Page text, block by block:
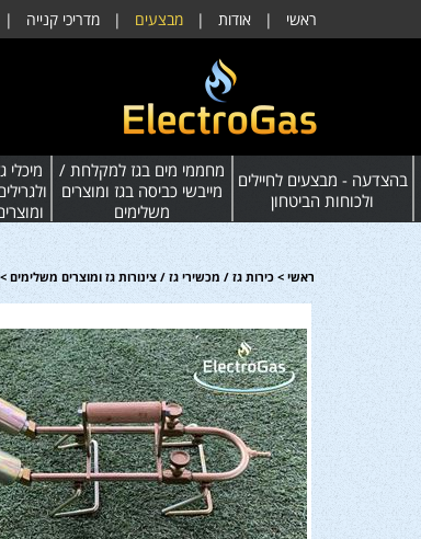
ראשי | אודות | מבצעים | מדריכי קנייה |
בהצדעה - מבצעים לחיילים
ולכוחות הביטחון
מחממי מים בגז למקלחת /
מייבשי כביסה בגז ומוצרים
משלימים
מיכלי
ראשי > כירות גז / מכשירי גז / צינורות גז ומוצרים משלימים >